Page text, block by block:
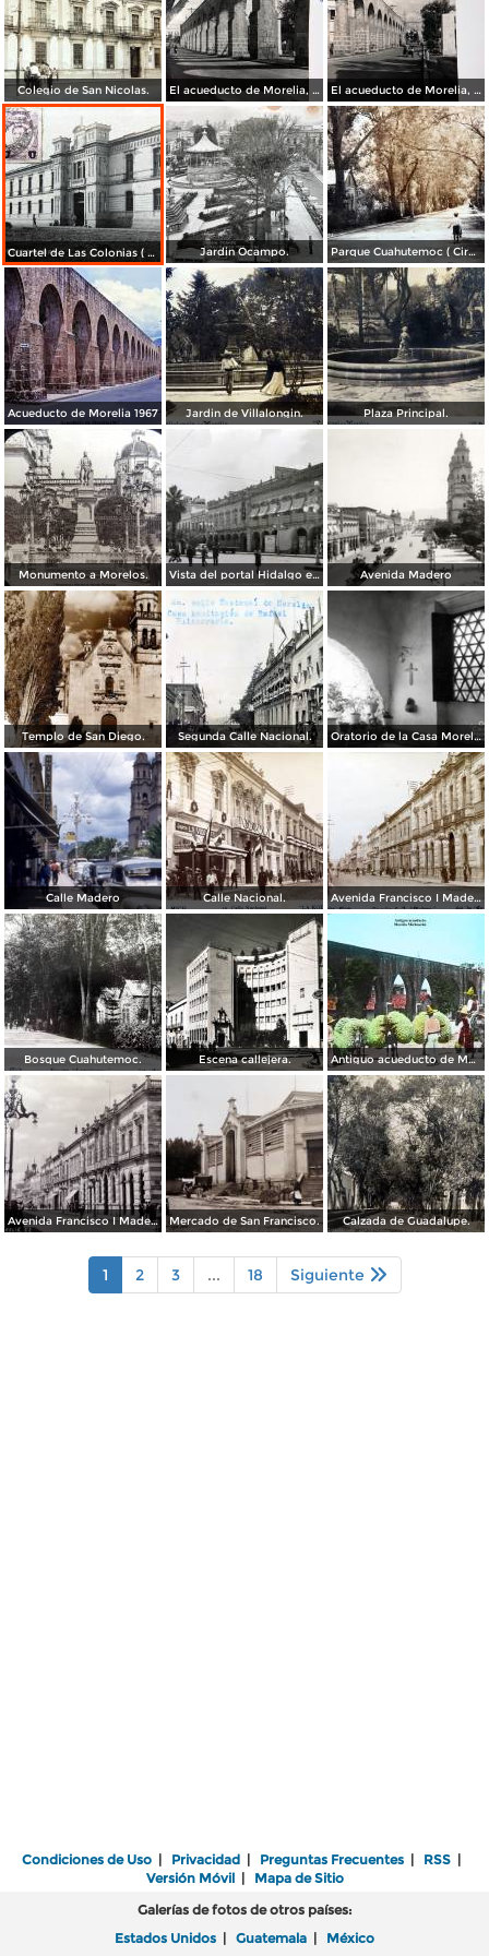
Colegio de San Nicolas. El acueducto de Morelia, Michoacán El acueducto de Morelia, Michoacán
Cuartel de Las Colonias ( Circulada el 1 de Abril de 1921 ). Jardin Ocampo. Parque Cuahutemoc ( Circulada el 24 de Junio de 1938 ).
Acueducto de Morelia 1967 Jardin de Villalongin. Plaza Principal.
Monumento a Morelos. Vista del portal Hidalgo en Morelia Michoacán ( Circulada el 6 de Abril de 1957 ). Avenida Madero
Templo de San Diego. Segunda Calle Nacional. Oratorio de la Casa Morelos
Calle Madero Calle Nacional. Avenida Francisco I Madero.
Bosque Cuahutemoc. Escena callejera. Antiguo acueducto de Morelia Michoacán.
Avenida Francisco I Madero. Mercado de San Francisco. Calzada de Guadalupe.
1 2 3 ... 18 Siguiente
Condiciones de Uso | Privacidad | Preguntas Frecuentes | RSS |
Versión Móvil| Mapa de Sitio
Galerías de fotos de otros países:
Estados Unidos | Guatemala | México